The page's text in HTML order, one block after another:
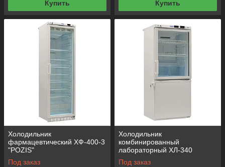
Купить Купить
Холодильник
фармацевтический ХФ-400-3
"POZIS"
Под заказ
Холодильник
комбинированный
лабораторный ХЛ-340
"POZIS
Под заказ